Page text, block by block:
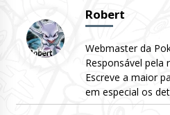
Robert
Webmaster da
Responsável pela
Escreve a maior
em especial os